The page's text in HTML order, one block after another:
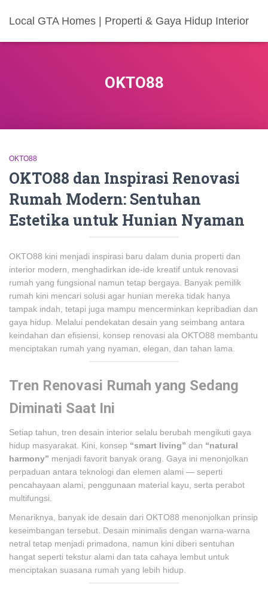
Local GTA Homes | Properti & Gaya Hidup Interior
OKTO88
OKTO88
OKTO88 dan Inspirasi Renovasi
Rumah Modern: Sentuhan
Estetika untuk Hunian Nyaman
OKTO88 kini menjadi inspirasi baru dalam dunia properti dan
interior modern, menghadirkan ide-ide kreatif untuk renovasi
rumah yang fungsional namun tetap bergaya. Banyak pemilik
rumah kini mencari solusi agar hunian mereka tidak hanya
tampak indah, tetapi juga mampu mencerminkan kepribadian dan
gaya hidup. Melalui pendekatan desain yang seimbang antara
keindahan dan efisiensi, konsep renovasi ala OKTO88 membantu
menciptakan rumah yang nyaman, elegan, dan tahan lama.
Tren Renovasi Rumah yang Sedang
Diminati Saat Ini
Setiap tahun, tren desain interior selalu berubah mengikuti gaya
hidup masyarakat. Kini, konsep “smart living” dan “natural
harmony” menjadi favorit banyak orang. Gaya ini menonjolkan
perpaduan antara teknologi dan elemen alami — seperti
pencahayaan alami, penggunaan material kayu, serta perabot
multifungsi.
Menariknya, banyak ide desain dari OKTO88 menonjolkan prinsip
keseimbangan tersebut. Desain minimalis dengan warna-warna
netral tetap menjadi primadona, namun kini diberi sentuhan
hangat seperti tekstur alami dan tata cahaya lembut untuk
menciptakan suasana rumah yang lebih hidup.